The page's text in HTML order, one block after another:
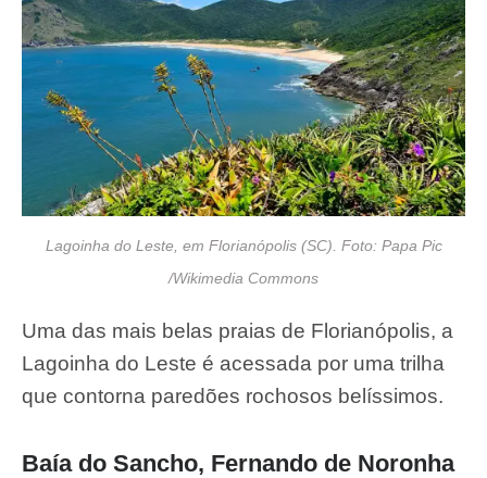
Lagoinha do Leste, em Florianópolis (SC). Foto: Papa Pic
/Wikimedia Commons
Uma das mais belas praias de Florianópolis, a
Lagoinha do Leste é acessada por uma trilha
que contorna paredões rochosos belíssimos.
Baía do Sancho, Fernando de Noronha